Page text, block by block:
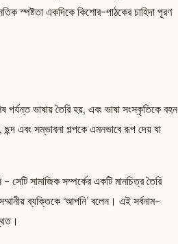
স্পষ্টতা একদিকে কিশোর-পাঠকের চাহিদা পূরণ
পর্যন্ত ভাষায় তৈরি হয়, এবং ভাষা সংস্কৃতিকে বহন
ছন্দ এবং সম্ভাবনা গল্পকে এমনভাবে রূপ দেয় যা
সামাজিক সম্পর্কের একটি মানচিত্র তৈরি
ব্যক্তিকে ‘আপনি’ বলেন। এই সর্বনাম-